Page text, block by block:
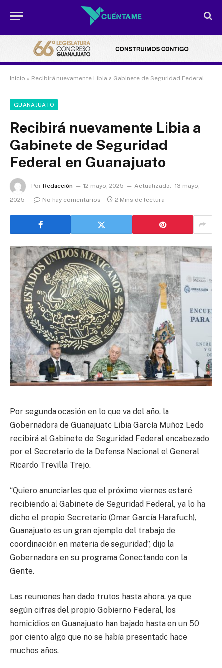
Inicio » Recibirá nuevamente Libia a Gabinete de Seguridad Federal en Guanajuato
GUANAJUATO
Recibirá nuevamente Libia a
Gabinete de Seguridad
Federal en Guanajuato
Por Redacción 12 mayo, 2025 Actualizado: 13 mayo,
2025
No hay comentarios 2 Mins de lectura
Por segunda ocasión en lo que va del año, la
Gobernadora de Guanajuato Libia García Muñoz Ledo
recibirá al Gabinete de Seguridad Federal encabezado
por el Secretario de la Defensa Nacional el General
Ricardo Trevilla Trejo.
“Quiero anunciarles que el próximo viernes estaré
recibiendo al Gabinete de Seguridad Federal, ya lo ha
dicho el propio Secretario (Omar García Harafuch),
Guanajuato es un gran ejemplo del trabajo de
coordinación en materia de seguridad”, dijo la
Gobernadora en su programa Conectando con la
Gente.
Las reuniones han dado frutos hasta ahora, ya que
según cifras del propio Gobierno Federal, los
homicidios en Guanajuato han bajado hasta en un 50
por ciento algo que no se había presentado hace
muchos años.